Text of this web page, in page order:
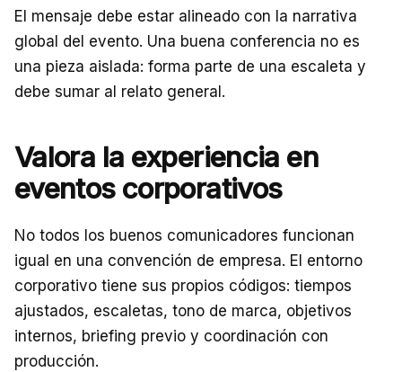
El mensaje debe estar alineado con la narrativa
global del evento. Una buena conferencia no es
una pieza aislada: forma parte de una escaleta y
debe sumar al relato general.
Valora la experiencia en
eventos corporativos
No todos los buenos comunicadores funcionan
igual en una convención de empresa. El entorno
corporativo tiene sus propios códigos: tiempos
ajustados, escaletas, tono de marca, objetivos
internos, briefing previo y coordinación con
producción.